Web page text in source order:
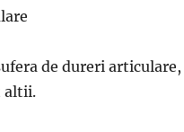
de dureri
altii.